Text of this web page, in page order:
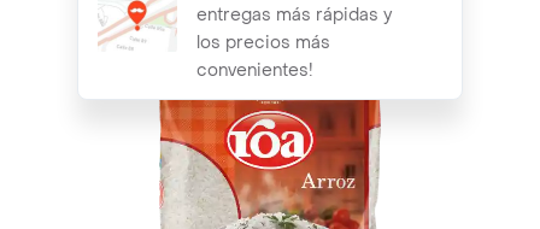
entregas más rápidas y
los precios más
convenientes!